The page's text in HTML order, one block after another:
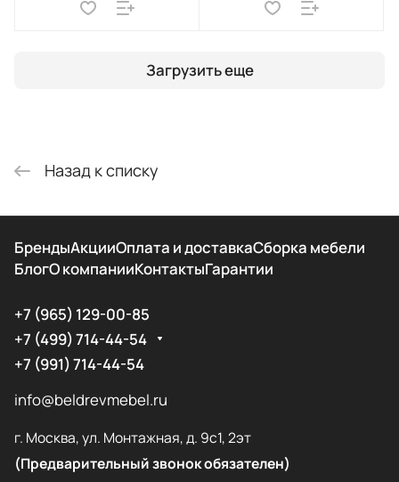
Загрузить еще
Назад к списку
БрендыАкцииОплата и доставкаСборка мебели
БлогО компанииКонтактыГарантии
+7 (965) 129-00-85
+7 (499) 714-44-54
+7 (991) 714-44-54
info@beldrevmebel.ru
г. Москва, ул. Монтажная, д. 9с1, 2эт
(Предварительный звонок обязателен)